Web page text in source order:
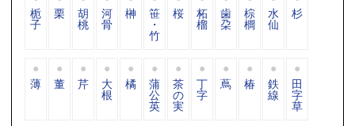
栀
子
栗 胡
桃
河
骨
榊 笹
・
竹
桜 柘
榴
歯
朶
棕
櫚
水
仙
杉
薄 董 芹 大
根
橘 蒲
公
英
茶
の
実
丁
字
蔦 椿 鉄
線
田
字
草